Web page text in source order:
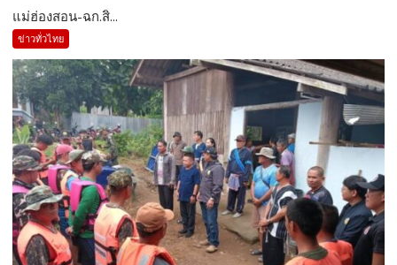
แม่ฮ่องสอน-ฉก.สิ...
ข่าวทั่วไทย